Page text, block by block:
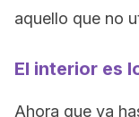
aquello que no
El interior es
Ahora que ya